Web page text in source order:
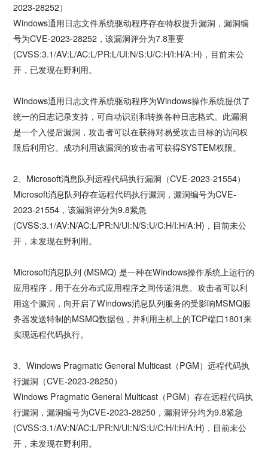
2023-28252）
Windows通用日志文件系统驱动程序存在特权提升漏洞，漏洞编
号为CVE-2023-28252，该漏洞评分为7.8重要
(CVSS:3.1/AV:L/AC:L/PR:L/UI:N/S:U/C:H/I:H/A:H)，目前未公
开，已发现在野利用。
Windows通用日志文件系统驱动程序为Windows操作系统提供了
统一的日志记录支持，可自动识别和转换各种日志格式。此漏洞
是一个入侵后漏洞，攻击者可以在获得对易受攻击目标的访问权
限后利用它。成功利用该漏洞的攻击者可获得SYSTEM权限。
2、Microsoft消息队列远程代码执行漏洞（CVE-2023-21554）
Microsoft消息队列存在远程代码执行漏洞，漏洞编号为CVE-
2023-21554，该漏洞评分为9.8紧急
(CVSS:3.1/AV:N/AC:L/PR:N/UI:N/S:U/C:H/I:H/A:H)，目前未公
开，未发现在野利用。
Microsoft消息队列 (MSMQ) 是一种在Windows操作系统上运行的
应用程序，用于在分布式应用程序之间传递消息。攻击者可以利
用这个漏洞，向开启了Windows消息队列服务的受影响MSMQ服
务器发送特制的MSMQ数据包，并利用主机上的TCP端口1801来
实现远程代码执行。
3、Windows Pragmatic General Multicast（PGM）远程代码执
行漏洞（CVE-2023-28250）
Windows Pragmatic General Multicast（PGM）存在远程代码执
行漏洞，漏洞编号为CVE-2023-28250，漏洞评分均为9.8紧急
(CVSS:3.1/AV:N/AC:L/PR:N/UI:N/S:U/C:H/I:H/A:H)，目前未公
开，未发现在野利用。